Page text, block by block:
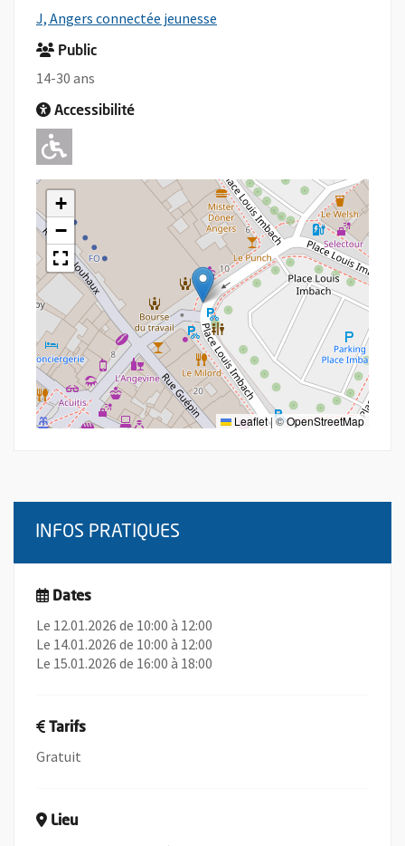
J, Angers connectée jeunesse
Public
14-30 ans
Accessibilité
Adapté pour l'handicap Moteur
+
−
Leaflet|©OpenStreetMap
INFOS PRATIQUES
Dates
Le 12.01.2026 de 10:00 à 12:00
Le 14.01.2026 de 10:00 à 12:00
Le 15.01.2026 de 16:00 à 18:00
Tarifs
Gratuit
Lieu